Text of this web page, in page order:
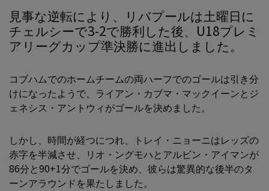
見事な逆転により、リバプールは土曜日に
チェルシーで3-2で勝利した後、U18プレミ
アリーグカップ準決勝に進出しました。
コブハムでのホームチームの両ハーフでのゴールは引き分
けになったようで、ライアン・カブマ・マックイーンとジ
ェネシス・アントウィがゴールを決めました。
しかし、時間が経つにつれ、トレイ・ニョーニはレッズの
赤字を半減させ、リオ・ングモハとアルビン・アイマンが
86分と90+1分でゴールを決め、彼らは驚異的な後半のタ
ーンアラウンドを果たしました。